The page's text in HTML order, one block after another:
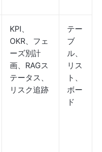
KPI、
OKR、フェ
ーズ別計
画、RAGス
テータス、
リスク追跡
テー
ブ
ル、
リス
ト、
ボー
ド